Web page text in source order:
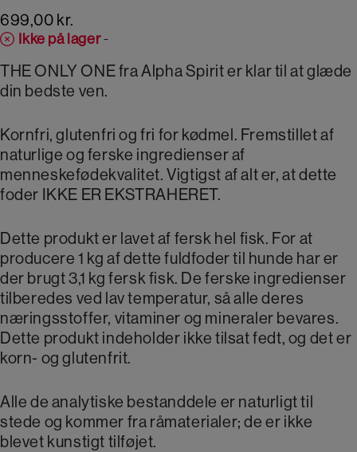
699,00 kr.
Ikke på lager-
THE ONLY ONE fra Alpha Spirit er klar til at glæde
din bedste ven.
Kornfri, glutenfri og fri for kødmel. Fremstillet af
naturlige og ferske ingredienser af
menneskefødekvalitet. Vigtigst af alt er, at dette
foder IKKE ER EKSTRAHERET.
Dette produkt er lavet af fersk hel fisk. For at
producere 1 kg af dette fuldfoder til hunde har er
der brugt 3,1 kg fersk fisk. De ferske ingredienser
tilberedes ved lav temperatur, så alle deres
næringsstoffer, vitaminer og mineraler bevares.
Dette produkt indeholder ikke tilsat fedt, og det er
korn- og glutenfrit.
Alle de analytiske bestanddele er naturligt til
stede og kommer fra råmaterialer; de er ikke
blevet kunstigt tilføjet.